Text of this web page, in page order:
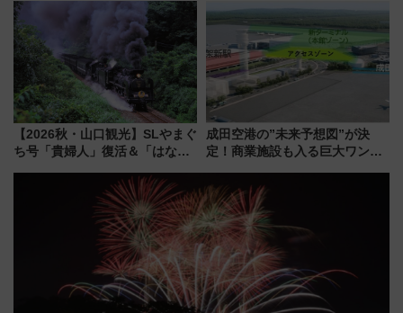
送の目覚まし時計など通販・販
売店舗まとめ
ァミリーから大人まで幅広い世
代が一日中楽しる夏のリゾート
を楽しんで
【2026秋・山口観光】SLやまぐ
ち号「貴婦人」復活＆「はなあ
注目観光列車まとめ きっぷの取
成田空港の”未来予想図”が決
定！商業施設も入る巨大ワンタ
で新型特急が品川･羽田とを結
ぶ！ JR空港駅は2面3線化！